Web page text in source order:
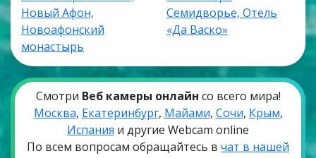
Новый Афон,
Новоафонский
монастырь
Семидворье, Отель
«Да Васко»
Смотри Веб камеры онлайн со всего мира!
Москва, Екатеринбург, Майами, Сочи, Крым,
Испания и другие Webcam online
По всем вопросам обращайтесь в чат в нашей